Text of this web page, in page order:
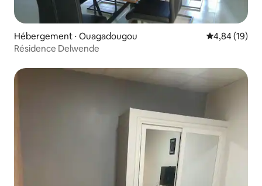
Hébergement ⋅ Ouagadougou Évaluation
4,84 (19)
Résidence Delwende